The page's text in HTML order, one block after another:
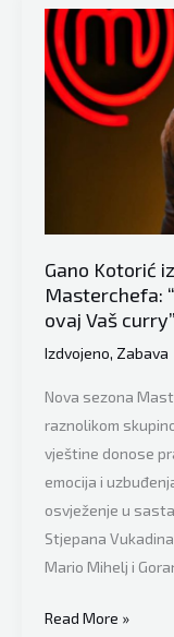
načelnika
Tešnja
Danijel
Pašić:
“Razumijem
s
vodom.
Dosadašnja
vlast
su
Gano Kotorić
Masterchefa:
ovaj Vaš curry”
Izdvojeno, Zabava
Nova sezona
raznolikom
vještine donose
emocija i
osvježenje u
Stjepana
Mario Mihelj i
Gano
Read More »